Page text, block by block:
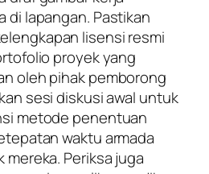
di lapangan. Pastikan
lisensi resmi
proyek yang
oleh pihak pemborong
sesi diskusi awal untuk
metode penentuan
waktu armada
Periksa juga